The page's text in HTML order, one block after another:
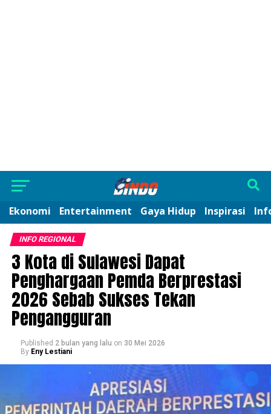
Ekonomi Entertainment Gaya Hidup Inspirasi
INFO REGIONAL
3 Kota di Sulawesi Dapat
Penghargaan Pemda Berprestasi
2026 Sebab Sukses Tekan
Pengangguran
Published 2 bulan yang lalu on 30 Mei 2026
By Eny Lestiani